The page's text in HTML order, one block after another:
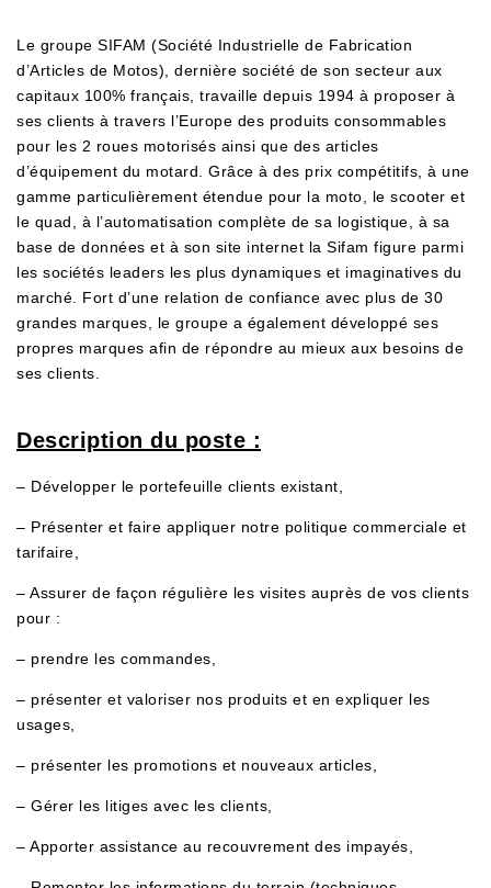
Le groupe SIFAM (Société Industrielle de Fabrication
d’Articles de Motos), dernière société de son secteur aux
capitaux 100% français, travaille depuis 1994 à proposer à
ses clients à travers l’Europe des produits consommables
pour les 2 roues motorisés ainsi que des articles
d’équipement du motard. Grâce à des prix compétitifs, à une
gamme particulièrement étendue pour la moto, le scooter et
le quad, à l’automatisation complète de sa logistique, à sa
base de données et à son site internet la Sifam figure parmi
les sociétés leaders les plus dynamiques et imaginatives du
marché. Fort d’une relation de confiance avec plus de 30
grandes marques, le groupe a également développé ses
propres marques afin de répondre au mieux aux besoins de
ses clients.
Description du poste :
– Développer le portefeuille clients existant,
– Présenter et faire appliquer notre politique commerciale et
tarifaire,
– Assurer de façon régulière les visites auprès de vos clients
pour :
– prendre les commandes,
– présenter et valoriser nos produits et en expliquer les
usages,
– présenter les promotions et nouveaux articles,
– Gérer les litiges avec les clients,
– Apporter assistance au recouvrement des impayés,